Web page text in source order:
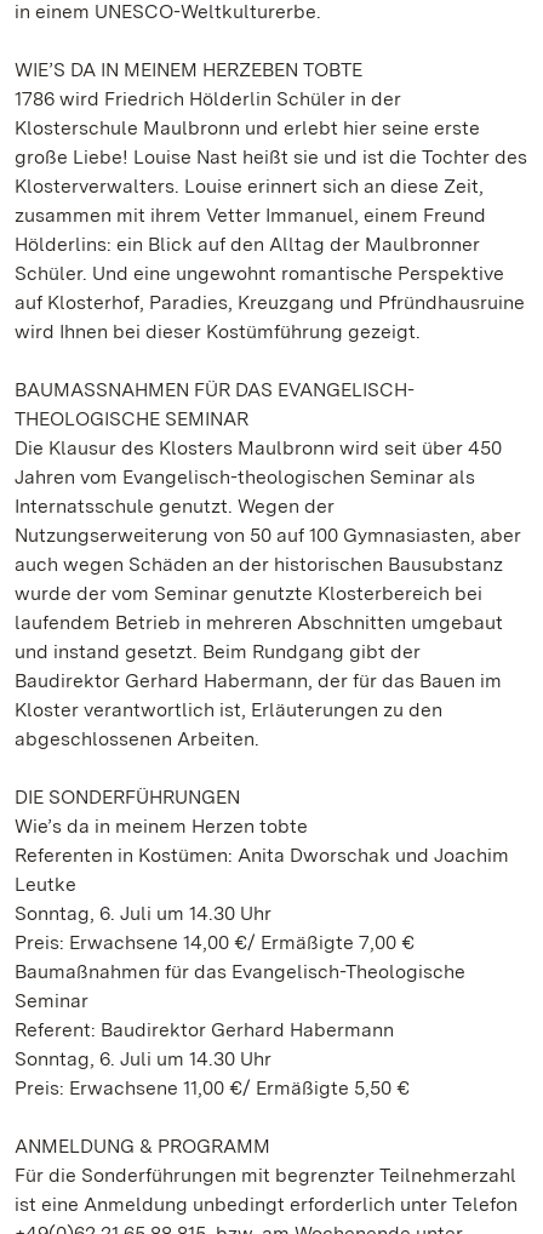
in einem UNESCO-Weltkulturerbe.
WIE’S DA IN MEINEM HERZEBEN TOBTE
1786 wird Friedrich Hölderlin Schüler in der
Klosterschule Maulbronn und erlebt hier seine erste
große Liebe! Louise Nast heißt sie und ist die Tochter des
Klosterverwalters. Louise erinnert sich an diese Zeit,
zusammen mit ihrem Vetter Immanuel, einem Freund
Hölderlins: ein Blick auf den Alltag der Maulbronner
Schüler. Und eine ungewohnt romantische Perspektive
auf Klosterhof, Paradies, Kreuzgang und Pfründhausruine
wird Ihnen bei dieser Kostümführung gezeigt.
BAUMASSNAHMEN FÜR DAS EVANGELISCH-
THEOLOGISCHE SEMINAR
Die Klausur des Klosters Maulbronn wird seit über 450
Jahren vom Evangelisch-theologischen Seminar als
Internatsschule genutzt. Wegen der
Nutzungserweiterung von 50 auf 100 Gymnasiasten, aber
auch wegen Schäden an der historischen Bausubstanz
wurde der vom Seminar genutzte Klosterbereich bei
laufendem Betrieb in mehreren Abschnitten umgebaut
und instand gesetzt. Beim Rundgang gibt der
Baudirektor Gerhard Habermann, der für das Bauen im
Kloster verantwortlich ist, Erläuterungen zu den
abgeschlossenen Arbeiten.
DIE SONDERFÜHRUNGEN
Wie’s da in meinem Herzen tobte
Referenten in Kostümen: Anita Dworschak und Joachim
Leutke
Sonntag, 6. Juli um 14.30 Uhr
Preis: Erwachsene 14,00 €/ Ermäßigte 7,00 €
Baumaßnahmen für das Evangelisch-Theologische
Seminar
Referent: Baudirektor Gerhard Habermann
Sonntag, 6. Juli um 14.30 Uhr
Preis: Erwachsene 11,00 €/ Ermäßigte 5,50 €
ANMELDUNG & PROGRAMM
Für die Sonderführungen mit begrenzter Teilnehmerzahl
ist eine Anmeldung unbedingt erforderlich unter Telefon